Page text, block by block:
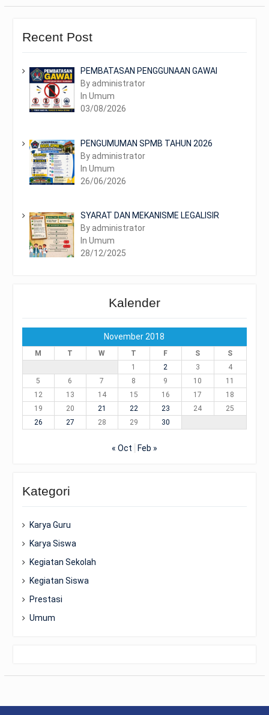
Recent Post
PEMBATASAN PENGGUNAAN GAWAI
By administrator
In Umum
03/08/2026
PENGUMUMAN SPMB TAHUN 2026
By administrator
In Umum
26/06/2026
SYARAT DAN MEKANISME LEGALISIR
By administrator
In Umum
28/12/2025
Kalender
November 2018
M T W T F S
S
1
2 3
4
5
6 7 8 9 10
11
12
13 14 15 16 17
18
19
20 21 22 23 24
25
26
27 28 29 30
« Oct Feb »
Kategori
Karya Guru
Karya Siswa
Kegiatan Sekolah
Kegiatan Siswa
Prestasi
Umum